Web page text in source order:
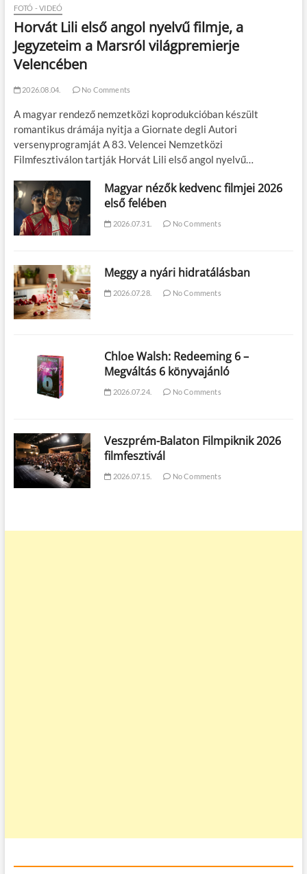
FOTÓ - VIDEÓ
Horvát Lili első angol nyelvű filmje, a
Jegyzeteim a Marsról világpremierje
Velencében
2026.08.04. No Comments
A magyar rendező nemzetközi koprodukcióban készült
romantikus drámája nyitja a Giornate degli Autori
versenyprogramját A 83. Velencei Nemzetközi
Filmfesztiválon tartják Horvát Lili első angol nyelvű…
Magyar nézők kedvenc filmjei 2026
első felében
2026.07.31. No Comments
Meggy a nyári hidratálásban
2026.07.28. No Comments
Chloe Walsh: Redeeming 6 –
Megváltás 6 könyvajánló
2026.07.24. No Comments
Veszprém-Balaton Filmpiknik 2026
filmfesztivál
2026.07.15. No Comments